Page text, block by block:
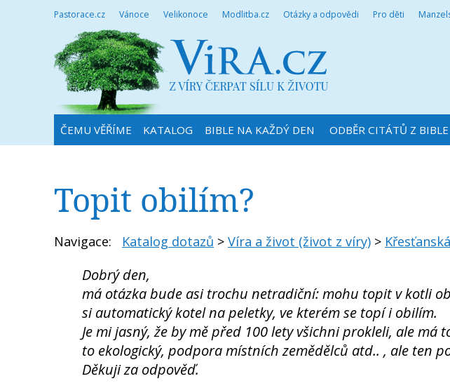
Pastorace.cz Vánoce Velikonoce Modlitba.cz Otázky a odpovědi Pro děti
ČEMU VĚŘÍME KATALOG BIBLE NA KAŽDÝ DEN ODBĚR CITÁTŮ Z BIBLE
Topit obilím?
Navigace: Katalog dotazů > Víra a život (život z víry) >
Dobrý den,
má otázka bude asi trochu netradiční: mohu topit v kotli
si automatický kotel na peletky, ve kterém se topí i obilím.
Je mi jasný, že by mě před 100 lety všichni prokleli, ale má
to ekologický, podpora místních zemědělců atd.. , ale ten
Děkuji za odpověď.